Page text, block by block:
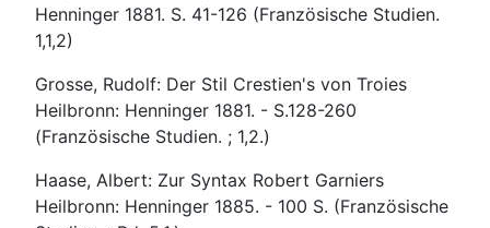
Henninger 1881. S. 41-126 (Französische Studien.
1,1,2)
Grosse, Rudolf: Der Stil Crestien's von Troies
Heilbronn: Henninger 1881. - S.128-260
(Französische Studien. ; 1,2.)
Haase, Albert: Zur Syntax Robert Garniers
Heilbronn: Henninger 1885. - 100 S. (Französische